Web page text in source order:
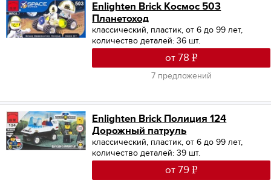
Enlighten Brick Космос 503
Планетоход
классический, пластик, от 6 до 99 лет,
количество деталей: 36 шт.
от 78
7 предложений
Enlighten Brick Полиция 124
Дорожный патруль
классический, пластик, от 6 до 99 лет,
количество деталей: 39 шт.
от 79